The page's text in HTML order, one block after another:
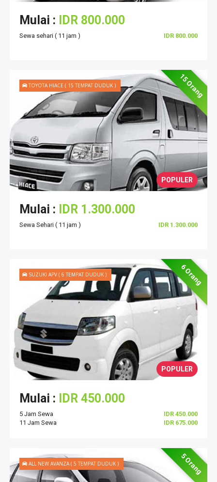
Mulai : IDR 800.000
Sewa sehari ( 11 jam ) IDR 800.000
15 Orang
POPULER
Mulai : IDR 1.300.000
Sewa Sehari ( 11 jam ) IDR 1.300.000
TOYOTA HIACE ( 15 TEMPAT DUDUK )
6 Orang
POPULER
Mulai : IDR 450.000
5 Jam Sewa
IDR 450.000
11 Jam Sewa
IDR 675.000
SUZUKI APV ( 6 TEMPAT DUDUK )
5 Orang
ALL NEW AVANZA ( 5 TEMPAT DUDUK )